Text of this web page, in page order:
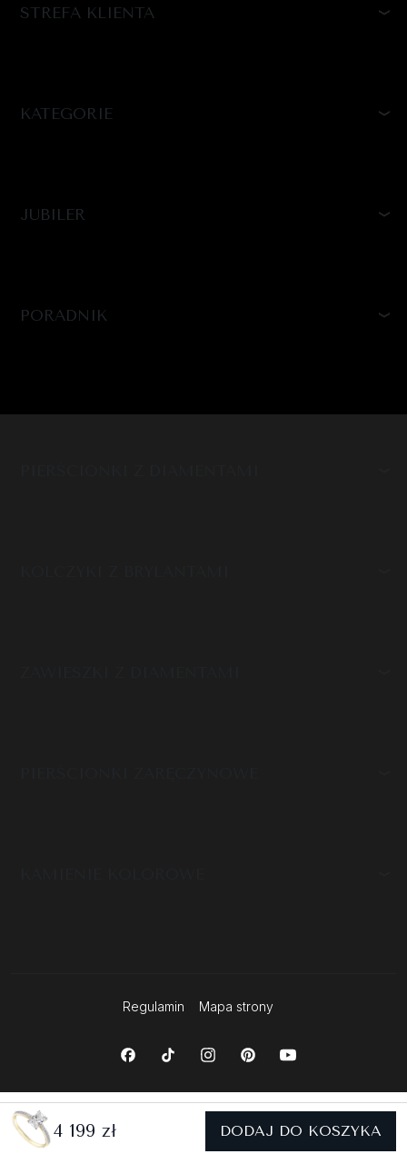
4 199 zł DODAJ DO KOSZYKA
STREFA KLIENTA
KATEGORIE
JUBILER
PORADNIK
Regulamin Mapa strony